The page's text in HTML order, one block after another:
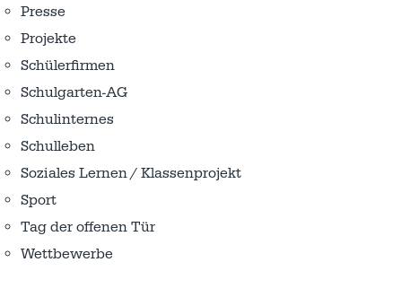
Presse
Projekte
Schülerfirmen
Schulgarten-AG
Schulinternes
Schulleben
Soziales Lernen / Klassenprojekt
Sport
Tag der offenen Tür
Wettbewerbe